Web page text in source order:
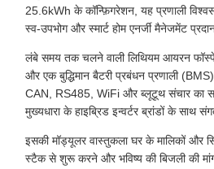
25.6kWh के कॉन्फ़िगरेशन, यह प्रणाली
स्व-उपभोग और स्मार्ट होम एनर्जी मैनेजमेंट
लंबे समय तक चलने वाली लिथियम आयरन
और एक बुद्धिमान बैटरी प्रबंधन प्रणाली (BMS)
CAN, RS485, WiFi और ब्लूटूथ संचार का
मुख्यधारा के हाइब्रिड इन्वर्टर ब्रांडों के साथ
इसकी मॉड्यूलर वास्तुकला घर के मालिकों और
स्टैक से शुरू करने और भविष्य की बिजली की